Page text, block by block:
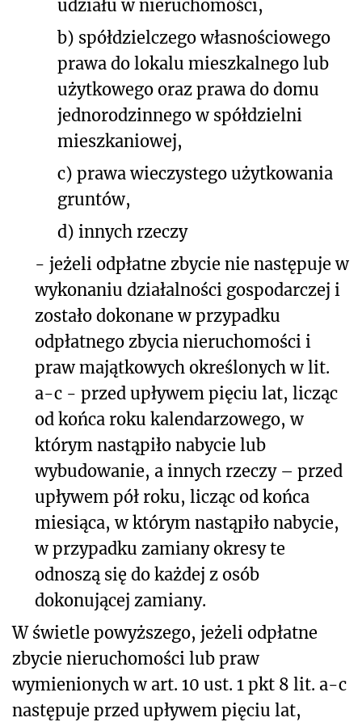
udziału w nieruchomości,
b) spółdzielczego własnościowego
prawa do lokalu mieszkalnego lub
użytkowego oraz prawa do domu
jednorodzinnego w spółdzielni
mieszkaniowej,
c) prawa wieczystego użytkowania
gruntów,
d) innych rzeczy
- jeżeli odpłatne zbycie nie następuje w
wykonaniu działalności gospodarczej i
zostało dokonane w przypadku
odpłatnego zbycia nieruchomości i
praw majątkowych określonych w lit.
a-c - przed upływem pięciu lat, licząc
od końca roku kalendarzowego, w
którym nastąpiło nabycie lub
wybudowanie, a innych rzeczy – przed
upływem pół roku, licząc od końca
miesiąca, w którym nastąpiło nabycie,
w przypadku zamiany okresy te
odnoszą się do każdej z osób
dokonującej zamiany.
W świetle powyższego, jeżeli odpłatne
zbycie nieruchomości lub praw
wymienionych w art. 10 ust. 1 pkt 8 lit. a-c
następuje przed upływem pięciu lat,